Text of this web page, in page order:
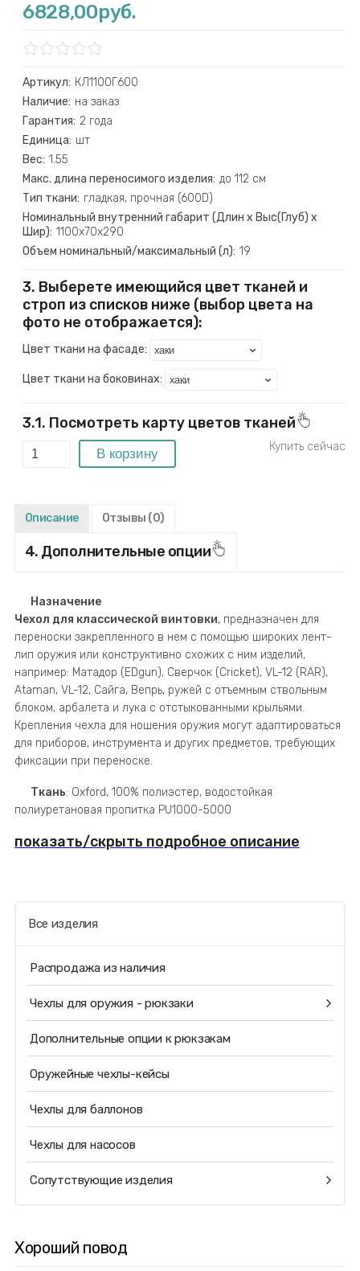
6828,00руб.
Артикул: КЛ1100Г600
Наличие: на заказ
Гарантия: 2 года
Единица: шт
Вес: 1.55
Макс. длина переносимого изделия: до 112 см
Тип ткани: гладкая, прочная (600D)
Номинальный внутренний габарит (Длин х Выс(Глуб) х
Шир): 1100х70х290
Объем номинальный/максимальный (л): 19
3. Выберете имеющийся цвет тканей и
строп из списков ниже (выбор цвета на
фото не отображается):
Цвет ткани на фасаде:
Цвет ткани на боковинах:
3.1. Посмотреть карту цветов тканей
Описание Отзывы (0)
4. Дополнительные опции
Назначение
Чехол для классической винтовки, предназначен для
переноски закрепленного в нем с помощью широких лент-
лип оружия или конструктивно схожих с ним изделий,
например: Матадор (EDgun), Сверчок (Cricket), VL-12 (RAR),
Ataman, VL-12, Сайга, Вепрь, ружей с отъемным ствольным
блоком, арбалета и лука с отстыкованными крыльями.
Крепления чехла для ношения оружия могут адаптироваться
для приборов, инструмента и других предметов, требующих
фиксации при переноске.
Ткань: Oxford, 100% полиэстер, водостойкая
полиуретановая пропитка PU1000-5000
показать/скрыть подробное описание
Все изделия
Распродажа из наличия
Чехлы для оружия - рюкзаки
Дополнительные опции к рюкзакам
Оружейные чехлы-кейсы
Чехлы для баллонов
Чехлы для насосов
Сопутствующие изделия
Хороший повод